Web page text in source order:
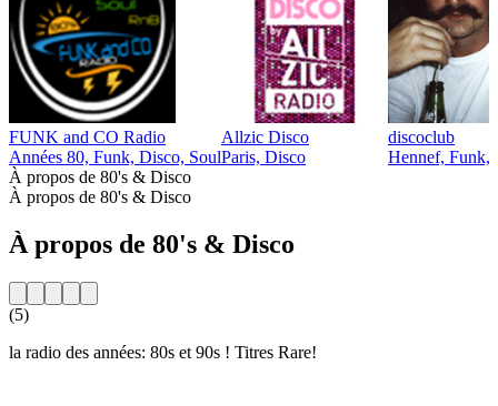
FUNK and CO Radio
Années 80, Funk, Disco, Soul
Allzic Disco
Paris, Disco
discoclub
Hennef, Funk,
À propos de 80's & Disco
À propos de 80's & Disco
À propos de 80's & Disco
(5)
la radio des années: 80s et 90s ! Titres Rare!